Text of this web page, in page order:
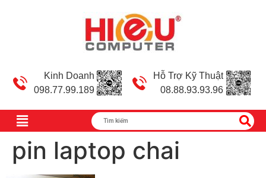
Kinh Doanh
098.77.99.189
Hỗ Trợ Kỹ Thuật
08.88.93.93.96
pin laptop chai